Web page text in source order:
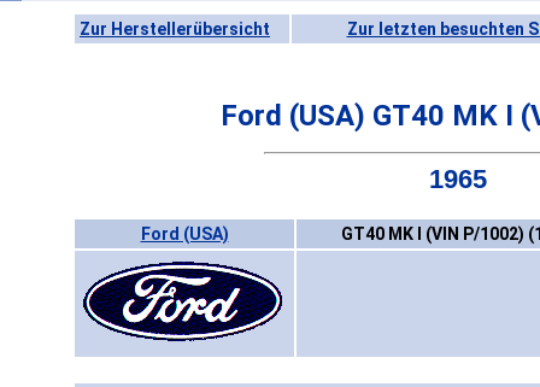
Zur Herstellerübersicht Zur letzten besuchten
Ford (USA) GT40 MK I
1965
Ford (USA) GT40 MK I (VIN P/1002)